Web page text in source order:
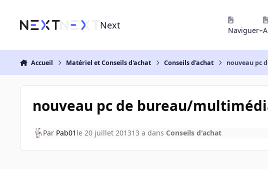
Next Naviguer
Accueil Matériel et Conseils d'achat Conseils d'achat nouveau pc
nouveau pc de bureau/
Par Pab01 le 20 juillet 201313 a dans Conseils d'achat